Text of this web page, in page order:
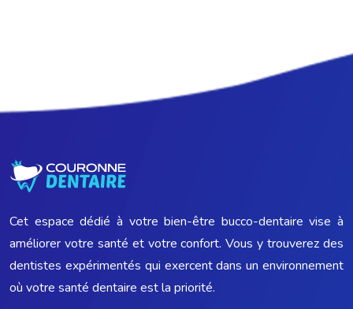
Cet espace dédié à votre bien-être bucco-dentaire vise à
améliorer votre santé et votre confort. Vous y trouverez des
dentistes expérimentés qui exercent dans un environnement
où votre santé dentaire est la priorité.